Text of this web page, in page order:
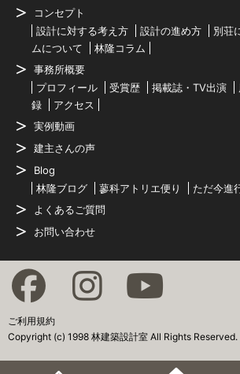
コンセプト
設計に対する考え方
設計の進め方 別荘
ムについて
林隆コラム
事務所概要
プロフィール
受賞歴 掲載誌・TV出演
録
アクセス
実例動画
建主さんの声
Blog
林隆ブログ
蓼科アトリエ便り
ただ今進
よくあるご質問
お問い合わせ
ご利用規約
Copyright (c) 1998 林建築設計室 All Rights Reserved.